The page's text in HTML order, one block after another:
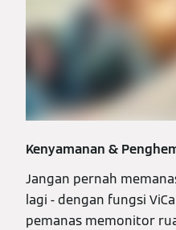
Kenyamanan &
Jangan pernah
lagi - dengan fungsi
pemanas memonitor